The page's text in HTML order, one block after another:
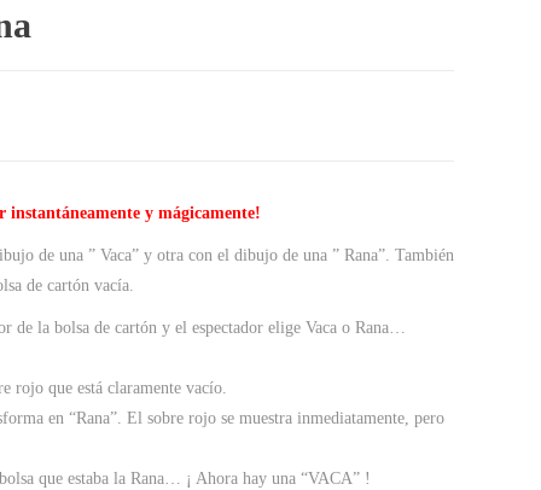
instantáneamente y mágicamente!
de una ” Vaca” y otra con el dibujo de una ” Rana”. También
de cartón vacía.
de la bolsa de cartón y el espectador elige Vaca o Rana…
rojo que está claramente vacío.
en “Rana”. El sobre rojo se muestra inmediatamente, pero
que estaba la Rana… ¡ Ahora hay una “VACA” !